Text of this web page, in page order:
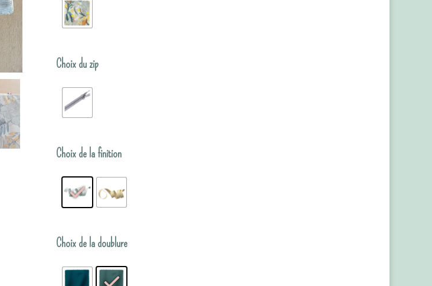
Choix du zip
Choix de la finition
Choix de la doublure